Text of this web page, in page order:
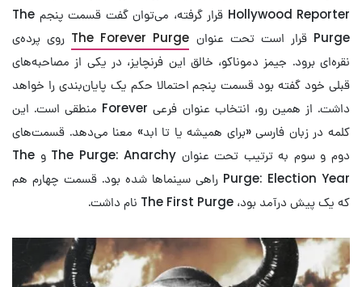
Hollywood Reporter قرار گرفته، می‌توان گفت قسمت پنجم The
Purge قرار است تحت عنوان
The Forever Purge روی پرده‌ی
نقره‌ای برود. جیمز دموناکو، خالق این فرنچایز، در یکی از مصاحبه‌های
قبلی خود گفته بود قسمت پنجم احتمالا حکم یک پایان‌بندی را خواهد
داشت. از همین رو، انتخاب عنوان فرعی Forever منطقی است. این
کلمه در زبان فارسی «برای همیشه یا تا ابد» معنا می‌دهد. قسمت‌های
دوم و سوم به ترتیب تحت عنوان The Purge: Anarchy و The
Purge: Election Year راهی سینماها شده بود. قسمت چهارم هم
که یک پیش درآمد بود، The First Purge نام داشت.